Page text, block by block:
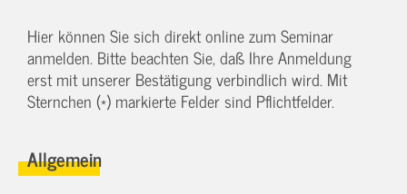
Hier können Sie sich direkt online zum Seminar
anmelden. Bitte beachten Sie, daß Ihre Anmeldung
erst mit unserer Bestätigung verbindlich wird. Mit
Sternchen (*) markierte Felder sind Pflichtfelder.
Allgemein